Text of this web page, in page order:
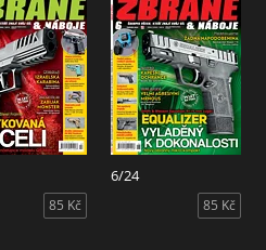
85 Kč
6/24
85 Kč